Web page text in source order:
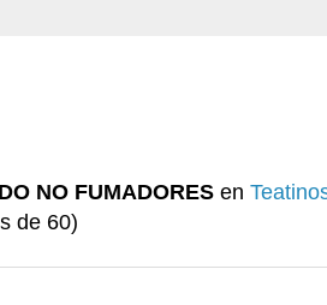
NO FUMADORES en
de 60)